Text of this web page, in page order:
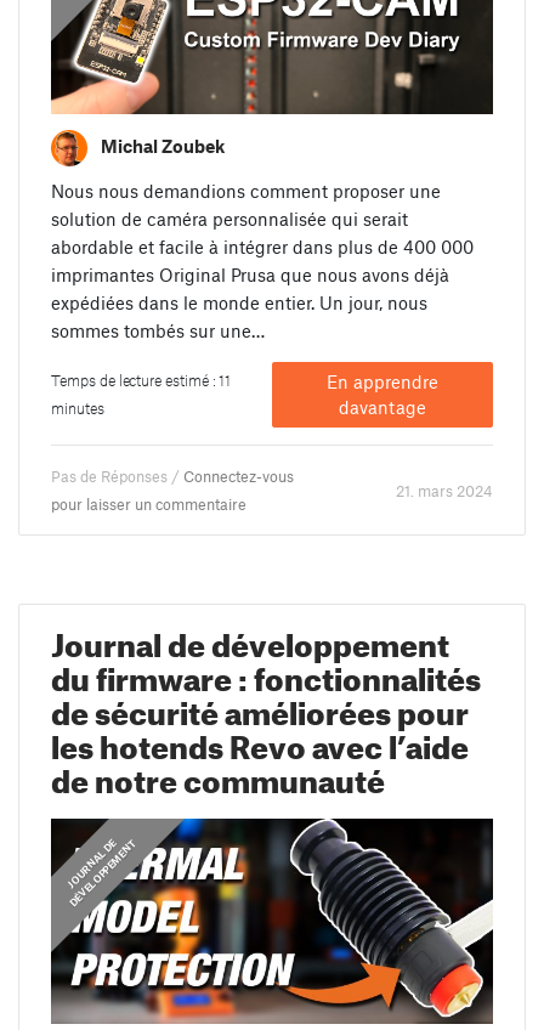
Michal Zoubek
Nous nous demandions comment proposer une
solution de caméra personnalisée qui serait
abordable et facile à intégrer dans plus de 400 000
imprimantes Original Prusa que nous avons déjà
expédiées dans le monde entier. Un jour, nous
sommes tombés sur une…
Temps de lecture estimé : 11
minutes
En apprendre
davantage
Pas de Réponses / Connectez-vous
pour laisser un commentaire
21. mars 2024
Journal de développement
du firmware : fonctionnalités
de sécurité améliorées pour
les hotends Revo avec l’aide
de notre communauté
J
O
U
R
N
A
L
D
E
D
É
V
E
L
O
P
P
E
M
E
N
T